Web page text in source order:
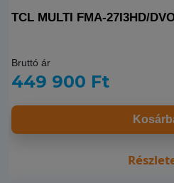
TCL MULTI FMA-27I3HD/
Bruttó ár
449 900 Ft